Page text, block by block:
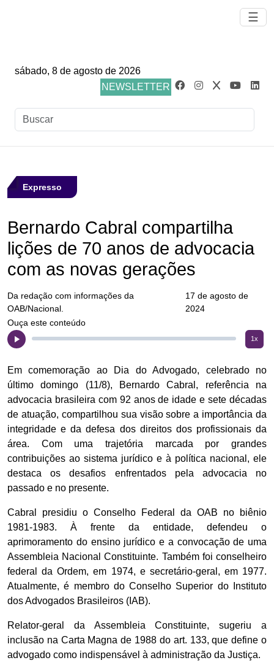
☰
sábado, 8 de agosto de 2026
NEWSLETTER
Expresso
Bernardo Cabral compartilha
lições de 70 anos de advocacia
com as novas gerações
Da redação com informações da
OAB/Nacional.
17 de agosto de
2024
Ouça este conteúdo
1x
Em comemoração ao Dia do Advogado, celebrado no
último domingo (11/8), Bernardo Cabral, referência na
advocacia brasileira com 92 anos de idade e sete décadas
de atuação, compartilhou sua visão sobre a importância da
integridade e da defesa dos direitos dos profissionais da
área. Com uma trajetória marcada por grandes
contribuições ao sistema jurídico e à política nacional, ele
destaca os desafios enfrentados pela advocacia no
passado e no presente.
Cabral presidiu o Conselho Federal da OAB no biênio
1981-1983. À frente da entidade, defendeu o
aprimoramento do ensino jurídico e a convocação de uma
Assembleia Nacional Constituinte. Também foi conselheiro
federal da Ordem, em 1974, e secretário-geral, em 1977.
Atualmente, é membro do Conselho Superior do Instituto
dos Advogados Brasileiros (IAB).
Relator-geral da Assembleia Constituinte, sugeriu a
inclusão na Carta Magna de 1988 do art. 133, que define o
advogado como indispensável à administração da Justiça.